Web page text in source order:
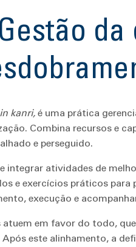
kanri, é uma prática
Combina recursos e
e perseguido.
atividades de
e exercícios práticos
execução e
em favor do todo,
este alinhamento, a